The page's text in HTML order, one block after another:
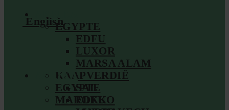
EnglishEGYPTE
EDFU
LUXOR
MARSA ALAM
KAAPVERDIË
SAL
MAROKKO
AFRIKA
EGYPTE
EDFU